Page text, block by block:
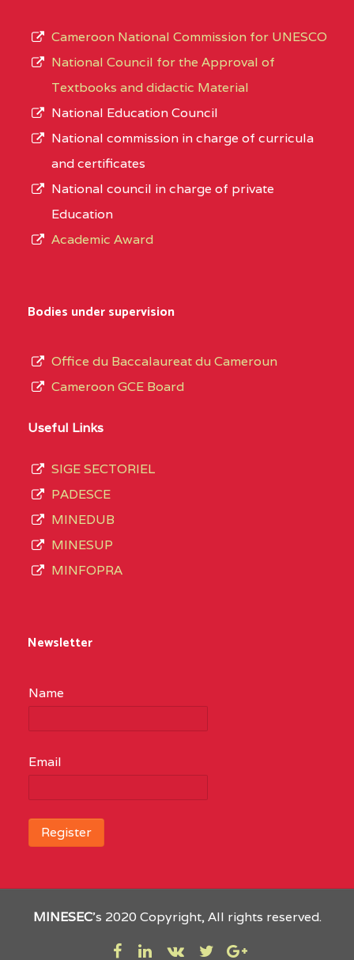
Cameroon National Commission for UNESCO
National Council for the Approval of
Textbooks and didactic Material
National Education Council
National commission in charge of curricula
and certificates
National council in charge of private
Education
Academic Award
Bodies under supervision
Office du Baccalaureat du Cameroun
Cameroon GCE Board
Useful Links
SIGE SECTORIEL
PADESCE
MINEDUB
MINESUP
MINFOPRA
Newsletter
Name
Email
MINESEC’s 2020 Copyright, All rights reserved.